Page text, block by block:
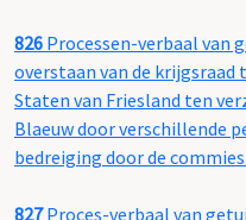
826 Processen-verbaal van
overstaan van de krijgsraad
Staten van Friesland ten
Blaeuw door verschillende
bedreiging door de
827Proces-verbaal van